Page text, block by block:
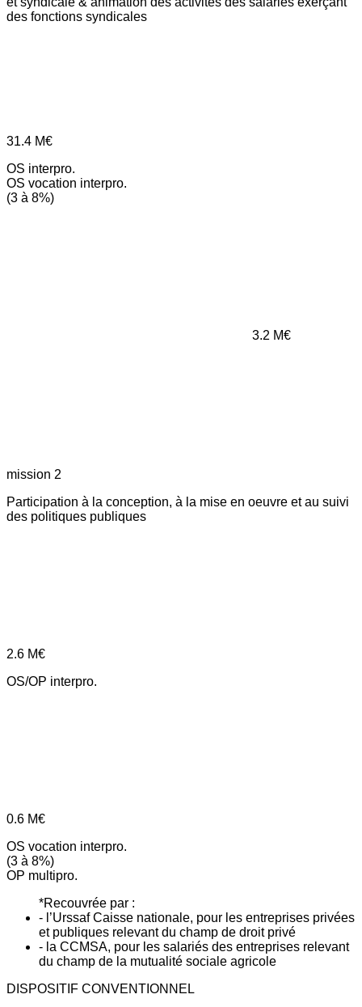
des fonctions syndicales
31.4 M€
OS interpro.
OS vocation interpro.
(3 à 8%)
3.2 M€
mission 2
Participation à la conception, à la mise en oeuvre et au suivi
des politiques publiques
2.6 M€
OS/OP interpro.
0.6 M€
OS vocation interpro.
(3 à 8%)
OP multipro.
*Recouvrée par :
- l’Urssaf Caisse nationale, pour les entreprises privées
et publiques relevant du champ de droit privé
- la CCMSA, pour les salariés des entreprises relevant
du champ de la mutualité sociale agricole
DISPOSITIF CONVENTIONNEL